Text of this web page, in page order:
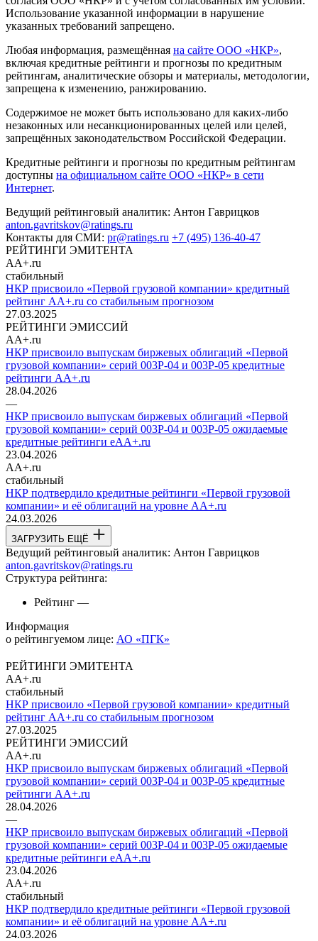
Использование указанной информации в нарушение
указанных требований запрещено.
Любая информация, размещённая на сайте ООО «НКР»,
включая кредитные рейтинги и прогнозы по кредитным
рейтингам, аналитические обзоры и материалы, методологии,
запрещена к изменению, ранжированию.
Содержимое не может быть использовано для каких-либо
незаконных или несанкционированных целей или целей,
запрещённых законодательством Российской Федерации.
Кредитные рейтинги и прогнозы по кредитным рейтингам
доступны на официальном сайте ООО «НКР» в сети
Интернет.
Ведущий рейтинговый аналитик: Антон Гаврицков
anton.gavritskov@ratings.ru
Контакты для СМИ: pr@ratings.ru +7 (495) 136-40-47
РЕЙТИНГИ ЭМИТЕНТА
AA+.ru
стабильный
НКР присвоило «Первой грузовой компании» кредитный
рейтинг AA+.ru со стабильным прогнозом
27.03.2025
РЕЙТИНГИ ЭМИССИЙ
AA+.ru
НКР присвоило выпускам биржевых облигаций «Первой
грузовой компании» серий 003P-04 и 003P-05 кредитные
рейтинги AA+.ru
28.04.2026
—
НКР присвоило выпускам биржевых облигаций «Первой
грузовой компании» серий 003P-04 и 003P-05 ожидаемые
кредитные рейтинги eAA+.ru
23.04.2026
AA+.ru
стабильный
НКР подтвердило кредитные рейтинги «Первой грузовой
компании» и её облигаций на уровне AA+.ru
24.03.2026
ЗАГРУЗИТЬ ЕЩЁ
Ведущий рейтинговый аналитик: Антон Гаврицков
anton.gavritskov@ratings.ru
Структура рейтинга:
Рейтинг —
Информация
о рейтингуемом лице: АО «ПГК»
РЕЙТИНГИ ЭМИТЕНТА
AA+.ru
стабильный
НКР присвоило «Первой грузовой компании» кредитный
рейтинг AA+.ru со стабильным прогнозом
27.03.2025
РЕЙТИНГИ ЭМИССИЙ
AA+.ru
НКР присвоило выпускам биржевых облигаций «Первой
грузовой компании» серий 003P-04 и 003P-05 кредитные
рейтинги AA+.ru
28.04.2026
—
НКР присвоило выпускам биржевых облигаций «Первой
грузовой компании» серий 003P-04 и 003P-05 ожидаемые
кредитные рейтинги eAA+.ru
23.04.2026
AA+.ru
стабильный
НКР подтвердило кредитные рейтинги «Первой грузовой
компании» и её облигаций на уровне AA+.ru
24.03.2026